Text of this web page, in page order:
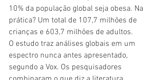
10% da população global seja obesa. Na
prática? Um total de 107,7 milhões de
crianças e 603,7 milhões de adultos.
O estudo traz análises globais em um
espectro nunca antes apresentado,
segundo a Vox. Os pesquisadores